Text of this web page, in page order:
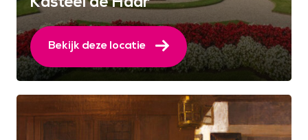
Bekijk deze locatie